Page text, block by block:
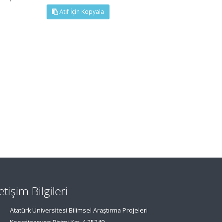
Atıf İçin Kopyala
Bilgileri
Atatürk Üniversitesi Bilimsel Araştırma Projeleri